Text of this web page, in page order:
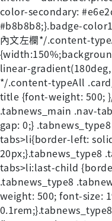
color-secondary:
#b8b8b8;}.badge-
內文左欄*/.content-
linear-
*/.content-typeAll
title {font-weight: 500;
.tabnews_main .nav-
gap: 0;}
tabs>li{border-left:
20px;}.tabnews_type8
tabs>li:last-child
.tabnews_type8
weight: 500; font-size: